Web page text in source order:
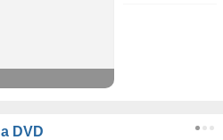
DVD